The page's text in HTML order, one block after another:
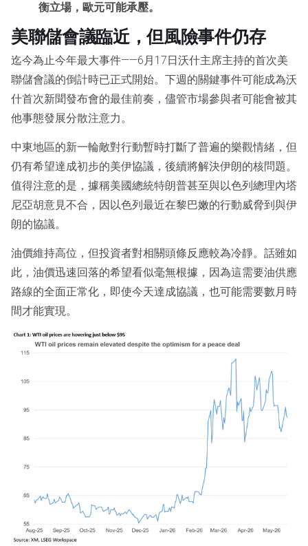
衡立場，歐元可能承壓。
美聯儲會議臨近，但風險事件仍存
迄今為止今年最大事件——6月17日沃什主席主持的首次美
聯儲會議的倒計時已正式開始。下週的關鍵事件可能成為沃
什首次新聞發布會的最佳前奏，儘管市場參與者可能會被其
他事態發展分散注意力。
中東地區的新一輪敵對行動暫時打斷了普遍的樂觀情緒，但
仍有希望達成初步的美伊協議，後續將解決伊朗的核問題。
值得注意的是，據稱美國總統特朗普甚至與以色列總理內塔
尼亞胡意見不合，因以色列最近在黎巴嫩的行動威脅到與伊
朗的協議。
油價維持高位，但投資者對相關頭條反應較為冷靜。話雖如
此，油價迅速回落的希望看似毫無根據，因為這需要油供應
路線的全面正常化，即使今天達成協議，也可能需要數月時
間才能實現。